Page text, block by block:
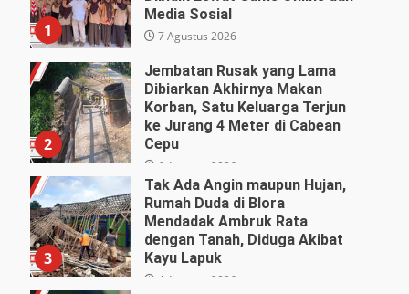
1
Media Sosial
7 Agustus 2026
2
Jembatan Rusak yang Lama
Dibiarkan Akhirnya Makan
Korban, Satu Keluarga Terjun
ke Jurang 4 Meter di Cabean
Cepu
6 Agustus 2026
3
Tak Ada Angin maupun Hujan,
Rumah Duda di Blora
Mendadak Ambruk Rata
dengan Tanah, Diduga Akibat
Kayu Lapuk
4 Agustus 2026